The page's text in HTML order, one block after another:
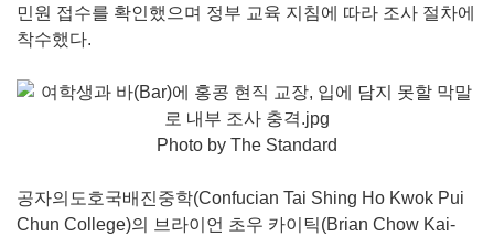
민원 접수를 확인했으며 정부 교육 지침에 따라 조사 절차에
착수했다.
Photo by The Standard
공자의도호국배진중학(Confucian Tai Shing Ho Kwok Pui
Chun College)의 브라이언 초우 카이틱(Brian Chow Kai-